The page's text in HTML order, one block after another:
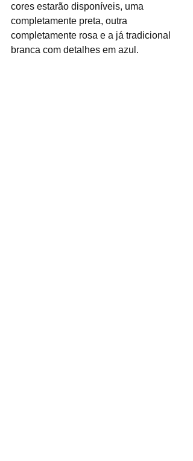
cores estarão disponíveis, uma
completamente preta, outra
completamente rosa e a já tradicional
branca com detalhes em azul.